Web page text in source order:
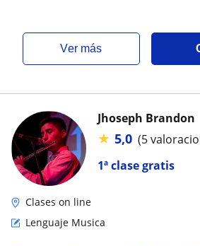
ver más
1ª clase gratis
Jhoseph Brandon
★ 5,0 (5
Clases on line
Lenguaje Musica